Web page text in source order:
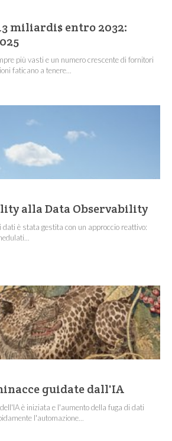
miliardi$ entro 2032:
più vasti e un numero crescente di fornitori
faticano a tenere...
alla Data Observability
dati è stata gestita con un approccio reattivo:
guidate dall'IA
è iniziata e l'aumento della fuga di dati
l'automazione...